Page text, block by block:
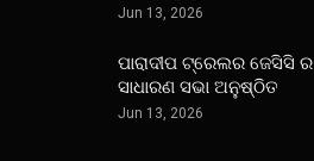
Jun 13, 2026
ପାରାଦୀପ ଟ୍ରେଲର ଜେସିସି ର
ସାଧାରଣ ସଭା ଅନୁଷ୍ଠିତ
Jun 13, 2026